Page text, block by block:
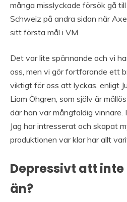
många misslyckade försök gå
Schweiz på andra sidan när
sitt första mål i VM.
Det var lite spännande och vi
oss, men vi gör fortfarande ett
viktigt för oss att lyckas, enligt
Liam Öhgren, som själv är
där han var mångfaldig vinnare.
Jag har intresserat och skapat
produktionen var klar har allt
Depressivt att
än?